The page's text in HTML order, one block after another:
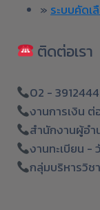
» ระบบคัดเ
ติดต่อเรา
02 - 3912444
งานการเงิน ต่
สำนักงานผู้อ
งานทะเบียน -
กลุ่มบริหารวิช